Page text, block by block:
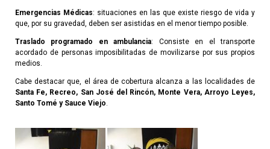
Emergencias Médicas: situaciones en las que existe riesgo de vida y
que, por su gravedad, deben ser asistidas en el menor tiempo posible.
Traslado programado en ambulancia: Consiste en el transporte
acordado de personas imposibilitadas de movilizarse por sus propios
medios.
Cabe destacar que, el área de cobertura alcanza a las localidades de
Santa Fe, Recreo, San José del Rincón, Monte Vera, Arroyo Leyes,
Santo Tomé y Sauce Viejo.